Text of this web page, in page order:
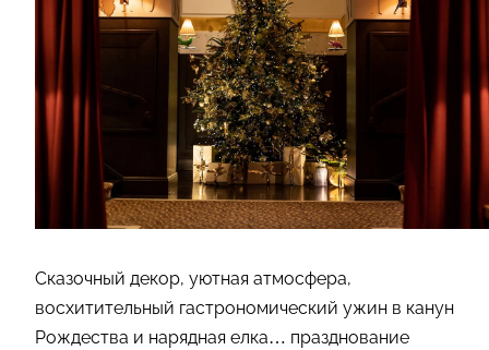
Сказочный декор, уютная атмосфера,
восхитительный гастрономический ужин в канун
Рождества и нарядная елка… празднование